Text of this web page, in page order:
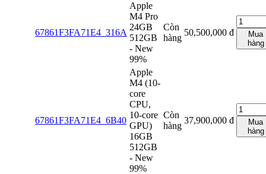
67861F3FA71E4_316A
Apple
M4 Pro
24GB
512GB
- New
99%
Còn
hàng
50,500,000 đ
Mua
hàng
67861F3FA71E4_6B40
Apple
M4 (10-
core
CPU,
10-core
GPU)
16GB
512GB
- New
99%
Còn
hàng
37,900,000 đ
Mua
hàng